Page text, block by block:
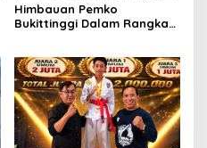
Himbauan Pemko
Bukittinggi Dalam Rangka
Republik Indonesia